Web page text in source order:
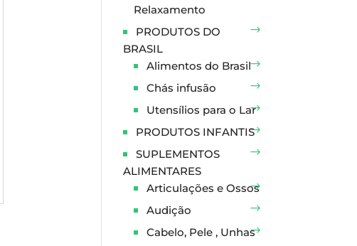
Relaxamento
PRODUTOS DO
BRASIL
Alimentos do Brasil
Chás infusão
Utensílios para o Lar
PRODUTOS INFANTIS
SUPLEMENTOS
ALIMENTARES
Articulações e Ossos
Audição
Cabelo, Pele , Unhas